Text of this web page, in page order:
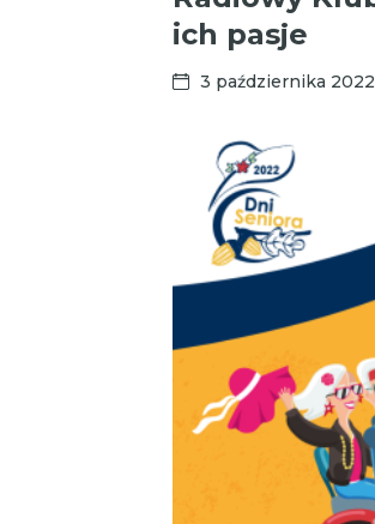
ich pasje
3 października 2022